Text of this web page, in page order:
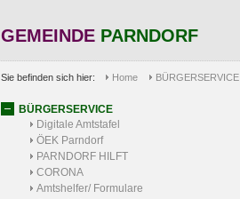
GEMEINDE PARNDORF
Sie befinden sich hier: Home BÜRGERSERVICE
BÜRGERSERVICE
Digitale Amtstafel
ÖEK Parndorf
PARNDORF HILFT
CORONA
Amtshelfer/ Formulare